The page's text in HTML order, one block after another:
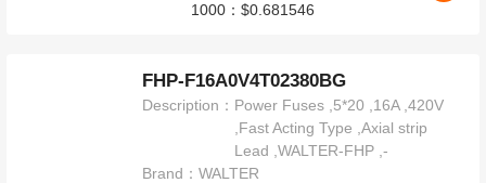
1000：$0.681546
FHP-F16A0V4T02380BG
Description： Power Fuses ,5*20 ,16A ,420V
,Fast Acting Type ,Axial strip
Lead ,WALTER-FHP ,-
Brand：WALTER